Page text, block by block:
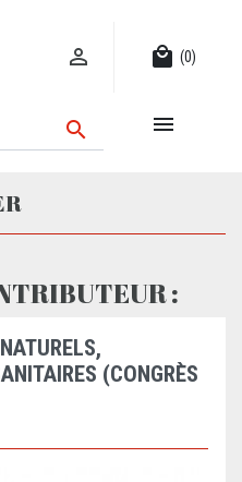
 local_mall (0)
 
:
(CONGRÈS